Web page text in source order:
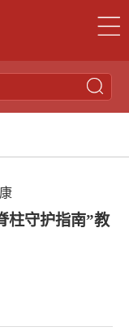
柱守护指南”教